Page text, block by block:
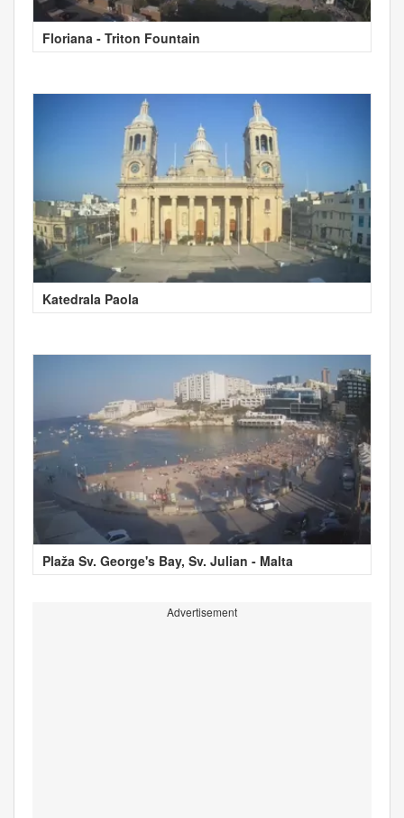
Floriana - Triton Fountain
Katedrala Paola
Plaža Sv. George's Bay, Sv. Julian - Malta
Advertisement